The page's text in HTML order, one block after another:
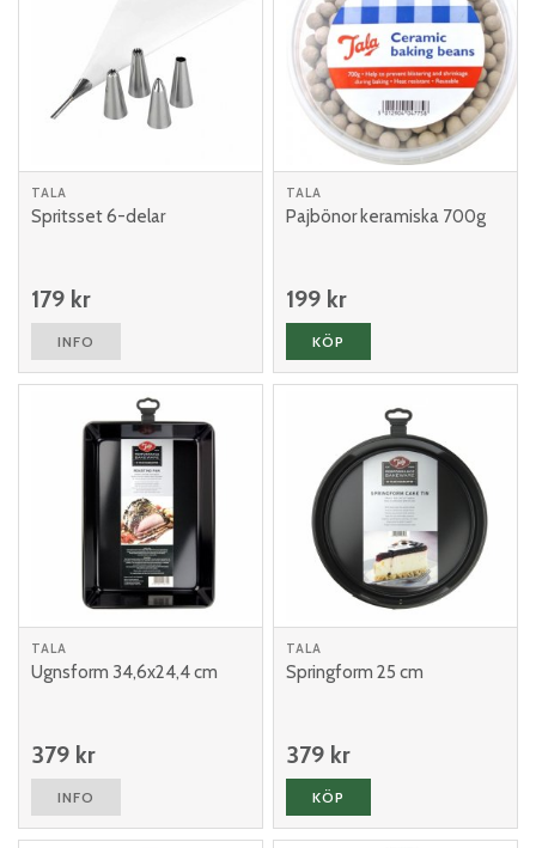
TALA
Spritsset 6-delar
179 kr
INFO
TALA
Pajbönor keramiska 700g
199 kr
KÖP
TALA
Ugnsform 34,6x24,4 cm
379 kr
INFO
TALA
Springform 25 cm
379 kr
KÖP